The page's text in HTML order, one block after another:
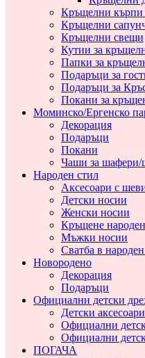
Кръщелни кърпи
Кръщелни
Кръщелни свещи
Кутии за
Папки за
Подаръци за
Подаръци за
Покани за
Моминско/Ергенско
Декорация
Подаръци
Покани
Чаши за шафери/
Народен стил
Аксесоари с
Детски носии
Женски носии
Кръщене
Мъжки носии
Сватба в
Новородено
Декорация
Подаръци
Официални детски
Детски
Официални
Официални
ПОГАЧА